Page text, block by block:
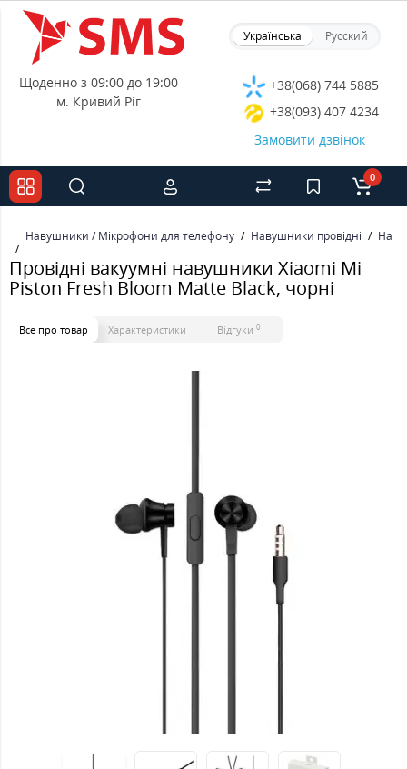
Українська Русский
Щоденно з 09:00 до 19:00
м. Кривий Ріг
+38(068) 744 5885
+38(093) 407 4234
Замовити дзвінок
0
Навушники / Мікрофони для телефону Навушники провідні
Провідні вакуумні навушники Xiaomi Mi
Piston Fresh Bloom Matte Black, чорні
Все про товар Характеристики Відгуки 0